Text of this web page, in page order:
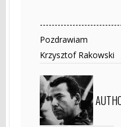
Pozdrawiam
Krzysztof Rakowski